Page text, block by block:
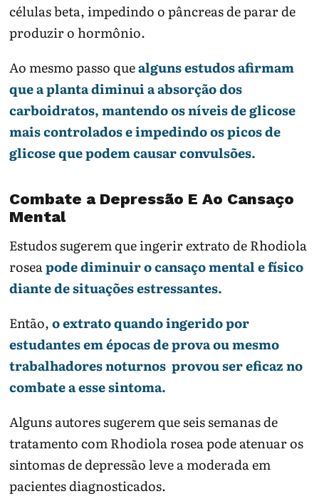
células beta, impedindo o pâncreas de parar de
produzir o hormônio.
Ao mesmo passo quealguns estudos afirmam
que a planta diminui a absorção dos
carboidratos, mantendo os níveis de glicose
mais controlados e impedindo os picos de
glicose que podem causar convulsões.
Combate a Depressão E Ao Cansaço
Mental
Estudos sugerem que ingerir extrato de Rhodiola
roseapode diminuir o cansaço mental e físico
diante de situações estressantes.
Então,o extrato quando ingerido por
estudantes em épocas de prova ou mesmo
trabalhadores noturnos provou ser eficaz no
combate a esse sintoma.
Alguns autores sugerem que seis semanas de
tratamento com Rhodiola rosea pode atenuar os
sintomas de depressão leve a moderada em
pacientes diagnosticados.